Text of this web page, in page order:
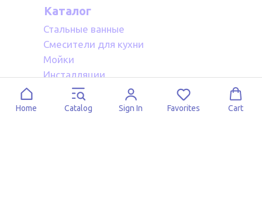
Home Catalog Sign In Favorites Cart
Каталог
Стальные ванные
Смесители для кухни
Мойки
Инсталляции
Акриловые ванные
Полотенцесушители водяные